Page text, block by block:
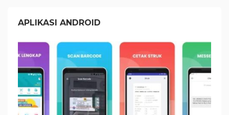
APLIKASI ANDROID